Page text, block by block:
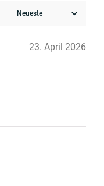
23. April 2026